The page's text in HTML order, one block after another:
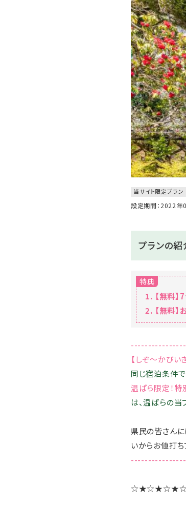
当サイト限定プラン
設定期間：2022
プランの紹
特典
【無料
【無料
【しぞ～かびい
同じ宿泊条件で
温ぱら限定！特
は、温ぱらの
県民の皆さん
いからお値打